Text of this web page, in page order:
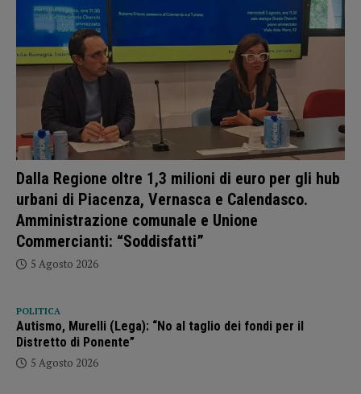
Dalla Regione oltre 1,3 milioni di euro per gli hub
urbani di Piacenza, Vernasca e Calendasco.
Amministrazione comunale e Unione
Commercianti: “Soddisfatti”
5 Agosto 2026
POLITICA
Autismo, Murelli (Lega): “No al taglio dei fondi per il
Distretto di Ponente”
5 Agosto 2026